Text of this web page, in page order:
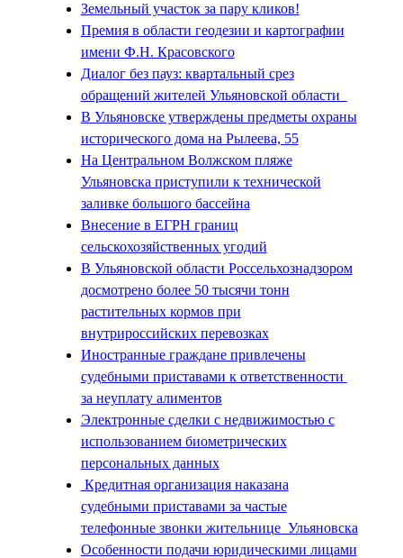
Земельный участок за пару кликов!
Премия в области геодезии и картографии
имени Ф.Н. Красовского
Диалог без пауз: квартальный срез
обращений жителей Ульяновской области
В Ульяновске утверждены предметы охраны
исторического дома на Рылеева, 55
На Центральном Волжском пляже
Ульяновска приступили к технической
заливке большого бассейна
Внесение в ЕГРН границ
сельскохозяйственных угодий
В Ульяновской области Россельхознадзором
досмотрено более 50 тысячи тонн
растительных кормов при
внутрироссийских перевозках
Иностранные граждане привлечены
судебными приставами к ответственности
за неуплату алиментов
Электронные сделки с недвижимостью с
использованием биометрических
персональных данных
Кредитная организация наказана
судебными приставами за частые
телефонные звонки жительнице Ульяновска
Особенности подачи юридическими лицами